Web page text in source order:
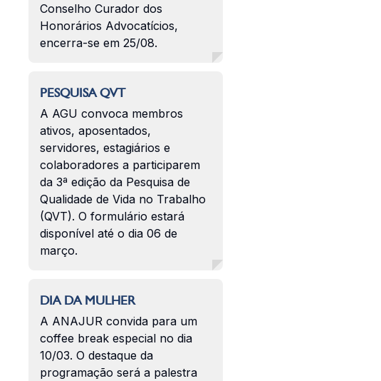
Conselho Curador dos
Honorários Advocatícios,
encerra-se em 25/08.
PESQUISA QVT
A AGU convoca membros
ativos, aposentados,
servidores, estagiários e
colaboradores a participarem
da 3ª edição da Pesquisa de
Qualidade de Vida no Trabalho
(QVT). O formulário estará
disponível até o dia 06 de
março.
DIA DA MULHER
A ANAJUR convida para um
coffee break especial no dia
10/03. O destaque da
programação será a palestra